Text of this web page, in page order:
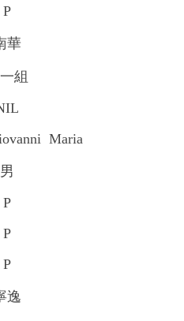
P
華
組
Maria
男
P
P
P
逸